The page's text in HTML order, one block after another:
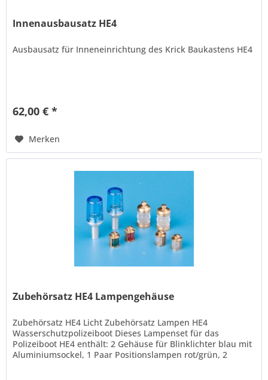
Innenausbausatz HE4
Ausbausatz für Inneneinrichtung des Krick Baukastens HE4
62,00 € *
Merken
Zubehörsatz HE4 Lampengehäuse
Zubehörsatz HE4 Licht Zubehörsatz Lampen HE4
Wasserschutzpolizeiboot Dieses Lampenset für das
Polizeiboot HE4 enthält: 2 Gehäuse für Blinklichter blau mit
Aluminiumsockel, 1 Paar Positionslampen rot/grün, 2